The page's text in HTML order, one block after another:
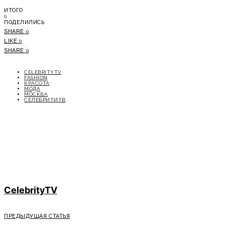
ИТОГО
0
ПОДЕЛИЛИСЬ
SHARE 0
LIKE 0
SHARE 0
CELEBRITYTV
FASHION
КРАСОТА
МОДА
МОСКВА
СЕЛЕБРИТИТВ
CelebrityTV
ПРЕДЫДУЩАЯ СТАТЬЯ